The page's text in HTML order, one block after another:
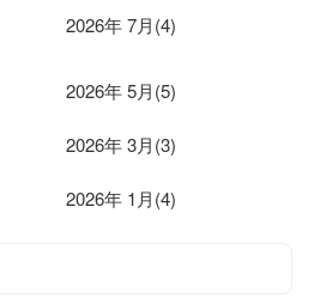
2026年 7月(4)
2026年 5月(5)
2026年 3月(3)
2026年 1月(4)